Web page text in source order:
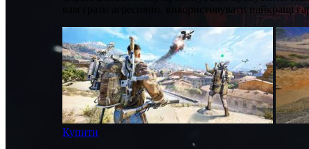
вам грати агресивно, використовувати найкращі
Купити